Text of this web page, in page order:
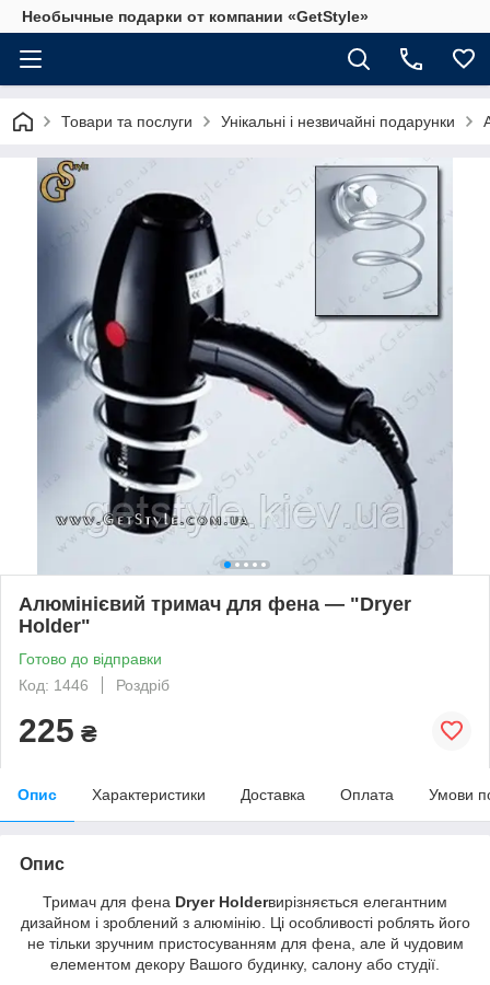
Необычные подарки от компании «GetStyle»
Товари та послуги Унікальні і незвичайні подарунки
Алюмінієвий тримач для фена — "Dryer
Holder"
Готово до відправки
Код: 1446
Роздріб
225 ₴
Опис Характеристики Доставка Оплата Умови
Опис
Тримач для фена Dryer Holderвирізняється елегантним
дизайном і зроблений з алюмінію. Ці особливості роблять його
не тільки зручним пристосуванням для фена, але й чудовим
елементом декору Вашого будинку, салону або студії.